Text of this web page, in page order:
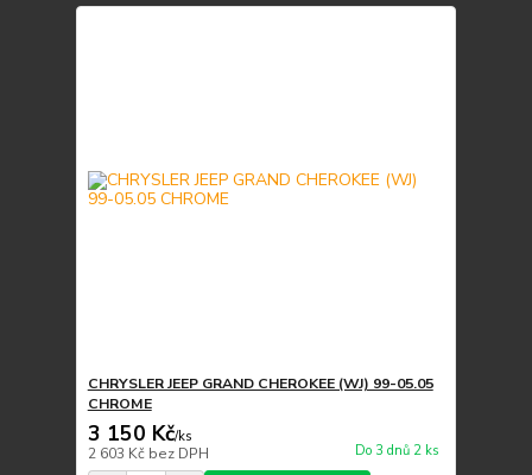
CHRYSLER JEEP GRAND CHEROKEE (WJ) 99-05.05
CHROME
3 150 Kč/ks
2 603 Kč bez DPH Do 3 dnů 2 ks